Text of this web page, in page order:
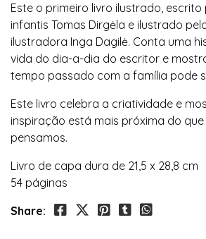
Este o primeiro livro ilustrado,
infantis Tomas Dirgėla e ilustrado
ilustradora Inga Dagilė. Conta uma
vida do dia-a-dia do escritor e
tempo passado com a família pode
Este livro celebra a criatividade e
inspiração está mais próxima do que
pensamos.
Livro de capa dura de 21,5 x 28,8 cm
54 páginas
Share: